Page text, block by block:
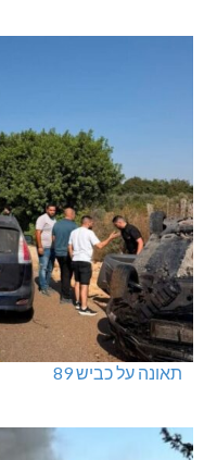
תאונה על כביש 89